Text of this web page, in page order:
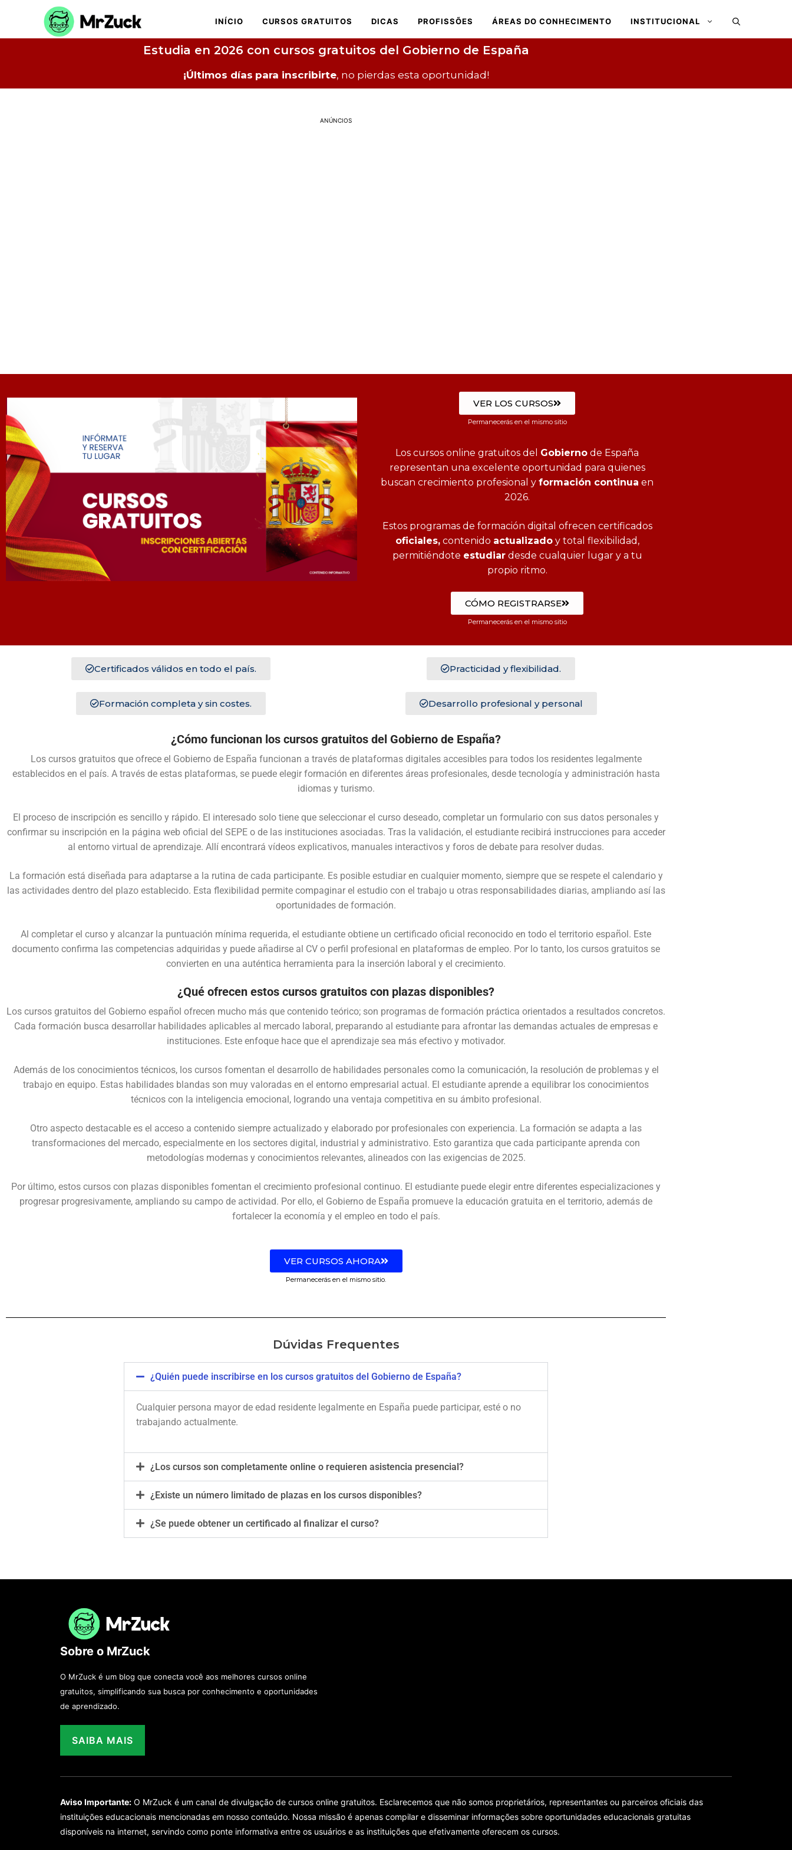
INÍCIO CURSOS GRATUITOS DICAS PROFISSÕES ÁREAS DO CONHECIMENTO INSTITUCIONAL
Estudia en 2026 con cursos gratuitos del Gobierno de España
¡Últimos días para inscribirte, no pierdas esta oportunidad!
ANÚNCIOS
VER LOS CURSOS
Permanecerás en el mismo sitio
Los cursos online gratuitos del Gobierno de España
representan una excelente oportunidad para quienes
buscan crecimiento profesional yformación continua en
2026.
Estos programas de formación digital ofrecen certificados
oficiales,contenido actualizadoy total flexibilidad,
permitiéndote estudiardesde cualquier lugar y a tu
propio ritmo.
CÓMO REGISTRARSE
Permanecerás en el mismo sitio
Certificados válidos en todo el país. Practicidad y flexibilidad.
Formación completa y sin costes. Desarrollo profesional y personal
¿Cómo funcionan los cursos gratuitos del Gobierno de España?
Los cursos gratuitos que ofrece el Gobierno de España funcionan a través de plataformas digitales accesibles para todos los residentes legalmente
establecidos en el país. A través de estas plataformas, se puede elegir formación en diferentes áreas profesionales, desde tecnología y administración hasta
idiomas y turismo.
El proceso de inscripción es sencillo y rápido. El interesado solo tiene que seleccionar el curso deseado, completar un formulario con sus datos personales y
confirmar su inscripción en la página web oficial del SEPE o de las instituciones asociadas. Tras la validación, el estudiante recibirá instrucciones para acceder
al entorno virtual de aprendizaje. Allí encontrará vídeos explicativos, manuales interactivos y foros de debate para resolver dudas.
La formación está diseñada para adaptarse a la rutina de cada participante. Es posible estudiar en cualquier momento, siempre que se respete el calendario y
las actividades dentro del plazo establecido. Esta flexibilidad permite compaginar el estudio con el trabajo u otras responsabilidades diarias, ampliando así las
oportunidades de formación.
Al completar el curso y alcanzar la puntuación mínima requerida, el estudiante obtiene un certificado oficial reconocido en todo el territorio español. Este
documento confirma las competencias adquiridas y puede añadirse al CV o perfil profesional en plataformas de empleo. Por lo tanto, los cursos gratuitos se
convierten en una auténtica herramienta para la inserción laboral y el crecimiento.
¿Qué ofrecen estos cursos gratuitos con plazas disponibles?
Los cursos gratuitos del Gobierno español ofrecen mucho más que contenido teórico; son programas de formación práctica orientados a resultados concretos.
Cada formación busca desarrollar habilidades aplicables al mercado laboral, preparando al estudiante para afrontar las demandas actuales de empresas e
instituciones. Este enfoque hace que el aprendizaje sea más efectivo y motivador.
Además de los conocimientos técnicos, los cursos fomentan el desarrollo de habilidades personales como la comunicación, la resolución de problemas y el
trabajo en equipo. Estas habilidades blandas son muy valoradas en el entorno empresarial actual. El estudiante aprende a equilibrar los conocimientos
técnicos con la inteligencia emocional, logrando una ventaja competitiva en su ámbito profesional.
Otro aspecto destacable es el acceso a contenido siempre actualizado y elaborado por profesionales con experiencia. La formación se adapta a las
transformaciones del mercado, especialmente en los sectores digital, industrial y administrativo. Esto garantiza que cada participante aprenda con
metodologías modernas y conocimientos relevantes, alineados con las exigencias de 2025.
Por último, estos cursos con plazas disponibles fomentan el crecimiento profesional continuo. El estudiante puede elegir entre diferentes especializaciones y
progresar progresivamente, ampliando su campo de actividad. Por ello, el Gobierno de España promueve la educación gratuita en el territorio, además de
fortalecer la economía y el empleo en todo el país.
VER CURSOS AHORA
Permanecerás en el mismo sitio.
Dúvidas Frequentes
¿Quién puede inscribirse en los cursos gratuitos del Gobierno de España?
Cualquier persona mayor de edad residente legalmente en España puede participar, esté o no
trabajando actualmente.
¿Los cursos son completamente online o requieren asistencia presencial?
¿Existe un número limitado de plazas en los cursos disponibles?
¿Se puede obtener un certificado al finalizar el curso?
Sobre o MrZuck
O MrZuck é um blog que conecta você aos melhores cursos online
gratuitos, simplificando sua busca por conhecimento e oportunidades
de aprendizado.
SAIBA MAIS
Aviso Importante: O MrZuck é um canal de divulgação de cursos online gratuitos. Esclarecemos que não somos proprietários, representantes ou parceiros oficiais das
instituições educacionais mencionadas em nosso conteúdo. Nossa missão é apenas compilar e disseminar informações sobre oportunidades educacionais gratuitas
disponíveis na internet, servindo como ponte informativa entre os usuários e as instituições que efetivamente oferecem os cursos.